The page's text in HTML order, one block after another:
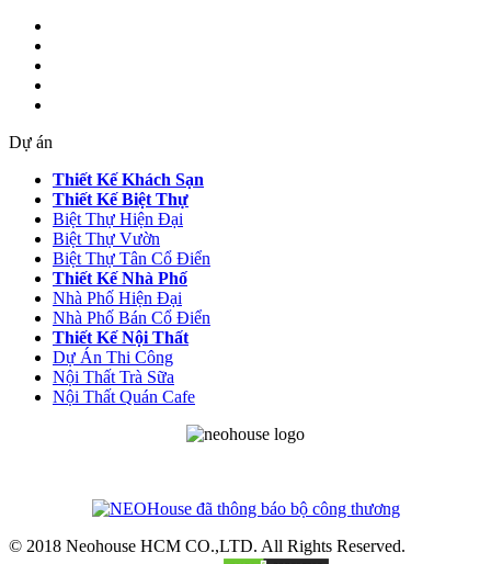
Dự án
Thiết Kế Khách Sạn
Thiết Kế Biệt Thự
Biệt Thự Hiện Đại
Biệt Thự Vườn
Biệt Thự Tân Cổ Điển
Thiết Kế Nhà Phố
Nhà Phố Hiện Đại
Nhà Phố Bán Cổ Điển
Thiết Kế Nội Thất
Dự Án Thi Công
Nội Thất Trà Sữa
Nội Thất Quán Cafe
© 2018 Neohouse HCM CO.,LTD. All Rights Reserved.